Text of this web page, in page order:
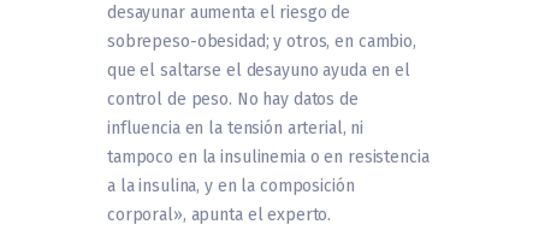
desayunar aumenta el riesgo de
sobrepeso-obesidad; y otros, en cambio,
que el saltarse el desayuno ayuda en el
control de peso. No hay datos de
influencia en la tensión arterial, ni
tampoco en la insulinemia o en resistencia
a la insulina, y en la composición
corporal», apunta el experto.